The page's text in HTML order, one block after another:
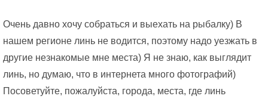
Очень давно хочу собраться и выехать на рыбалку) В
нашем регионе линь не водится, поэтому надо уезжать в
другие незнакомые мне места) Я не знаю, как выглядит
линь, но думаю, что в интернета много фотографий)
Посоветуйте, пожалуйста, города, места, где линь